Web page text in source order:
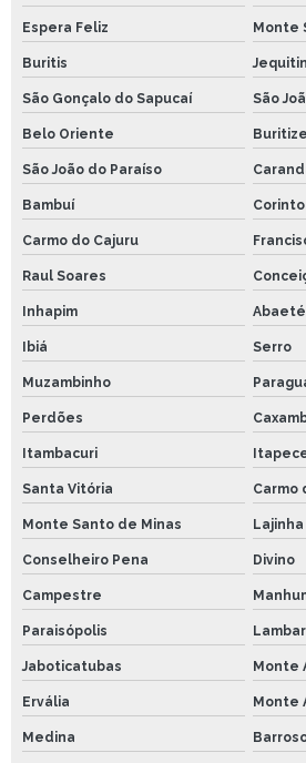
Espera Feliz Monte
Buritis
São Gonçalo do Sapucaí São
Belo Oriente
São João do Paraíso
Bambuí Corinto
Carmo do Cajuru
Raul Soares
Inhapim Abaeté
Ibiá Serro
Muzambinho
Perdões
Itambacuri
Santa Vitória Carmo
Monte Santo de Minas Lajinha
Conselheiro Pena Divino
Campestre
Paraisópolis
Jaboticatubas Monte
Ervália Monte
Medina